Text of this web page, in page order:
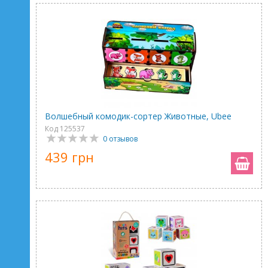
Волшебный комодик-сортер Животные, Ubee
Код 125537
0 отзывов
439 грн